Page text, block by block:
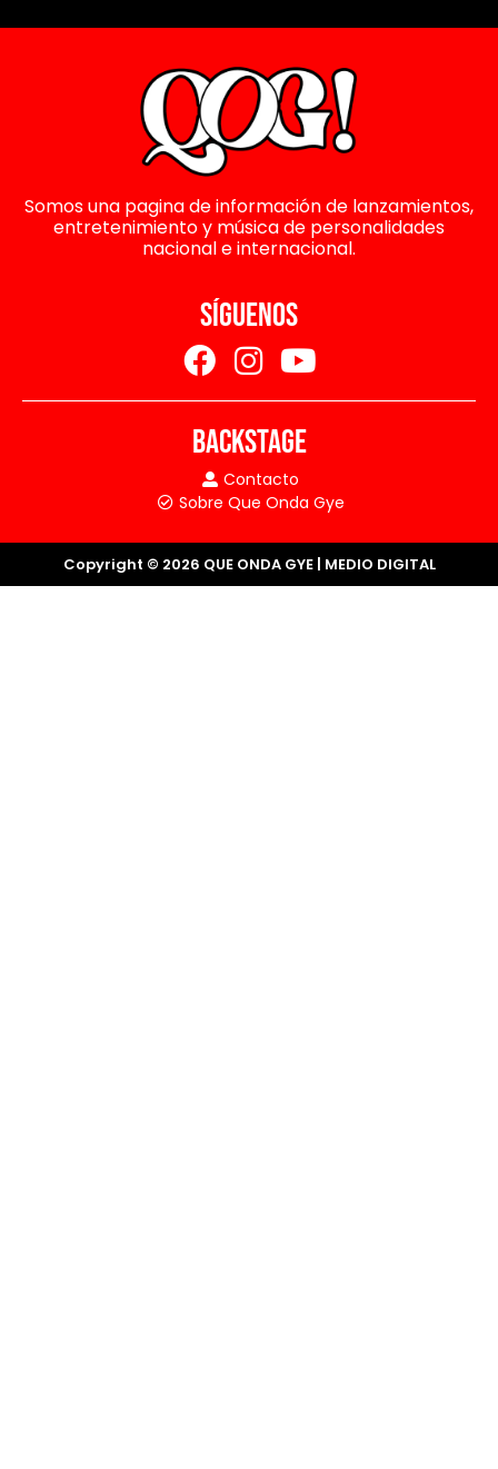
Somos una pagina de información de lanzamientos,
entretenimiento y música de personalidades
nacional e internacional.
SÍGUENOS
BACKSTAGE
Contacto
Sobre Que Onda Gye
Copyright © 2026 QUE ONDA GYE | MEDIO DIGITAL